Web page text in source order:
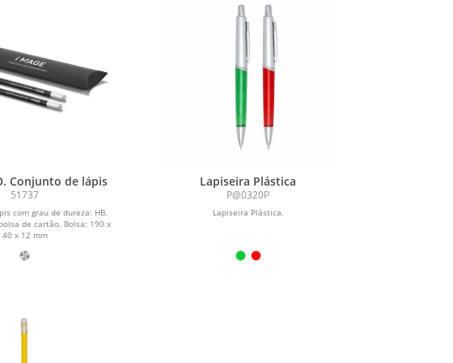
Conjunto de lápis
51737
com grau de dureza: HB.
de cartão. Bolsa: 190 x
40 x 12 mm
Lapiseira Plástica
P@0320P
Lapiseira Plástica.